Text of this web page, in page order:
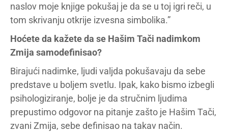
naslov moje knjige pokušaj je da se u toj igri reči, u
tom skrivanju otkrije izvesna simbolika.”
Hoćete da kažete da se Hašim Tači nadimkom
Zmija samodefinisao?
Birajući nadimke, ljudi valjda pokušavaju da sebe
predstave u boljem svetlu. Ipak, kako bismo izbegli
psihologiziranje, bolje je da stručnim ljudima
prepustimo odgovor na pitanje zašto je Hašim Tači,
zvani Zmija, sebe definisao na takav način.